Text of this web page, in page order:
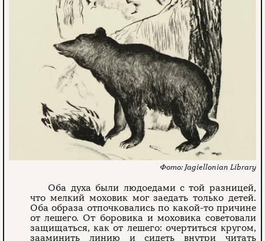
Jagiellonian Library
Оба духа были людоедами с той разницей,
что мелкий моховик мог заедать только детей.
Оба образа отпочковались по какой-то причине
от лешего. От боровика и моховика советовали
защищаться, как от лешего: очертиться кругом,
зааминить линию и сидеть внутри читать